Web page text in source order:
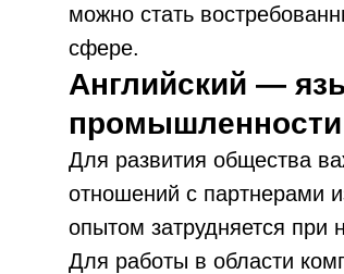
можно стать
сфере.
Английский —
промышленности
Для развития общества
отношений с партнерами
опытом затрудняется при
Для работы в области